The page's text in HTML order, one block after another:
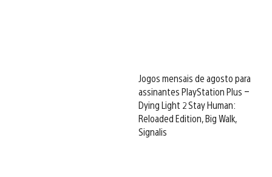
Jogos mensais de agosto para
assinantes PlayStation Plus –
Dying Light 2 Stay Human:
Reloaded Edition, Big Walk,
Signalis